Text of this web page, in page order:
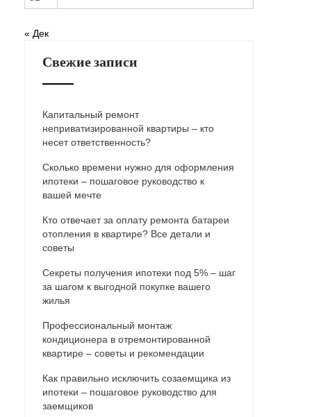
« Дек
Свежие записи
Капитальный ремонт
неприватизированной квартиры – кто
несет ответственность?
Сколько времени нужно для оформления
ипотеки – пошаговое руководство к
вашей мечте
Кто отвечает за оплату ремонта батареи
отопления в квартире? Все детали и
советы
Секреты получения ипотеки под 5% – шаг
за шагом к выгодной покупке вашего
жилья
Профессиональный монтаж
кондиционера в отремонтированной
квартире – советы и рекомендации
Как правильно исключить созаемщика из
ипотеки – пошаговое руководство для
заемщиков